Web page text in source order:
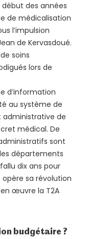
des années
de médicalisation
l’impulsion
de Kervasdoué.
soins
lors de
d’information
au système de
de
médical. De
sont
départements
dix ans pour
opère sa révolution
œuvre la T2A
budgétaire ?